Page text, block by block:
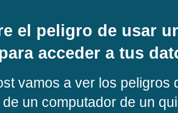
el peligro de usar
acceder a tus
vamos a ver los
un computador de un